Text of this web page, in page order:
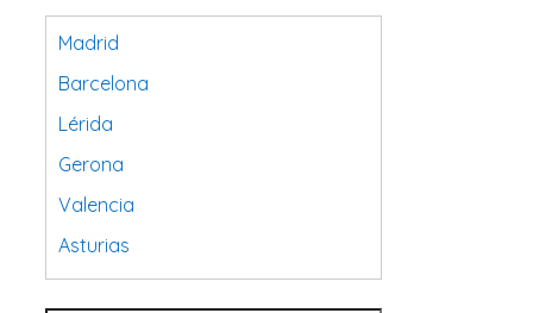
Madrid
Barcelona
Lérida
Gerona
Valencia
Asturias
Tarragona